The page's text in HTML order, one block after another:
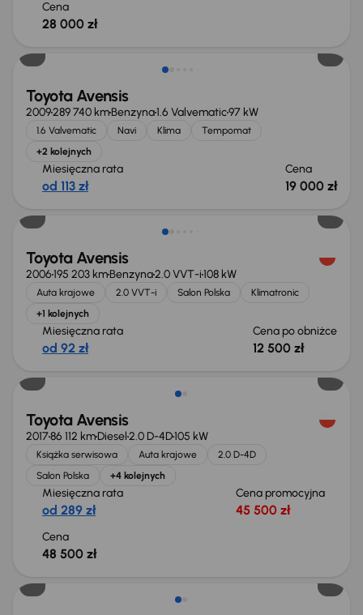
Cena
28 000 zł
Toyota Avensis
2009289 740 kmBenzyna1.6 Valvematic97 kW
1.6 Valvematic Navi Klima
Tempomat
+2 kolejnych
Miesięczna rata
od 113 zł
Cena
19 000 zł
Toyota Avensis
2006195 203 kmBenzyna2.0 VVT-i108 kW
Auta krajowe 2.0 VVT-i Salon Polska
Klimatronic
+1 kolejnych
Miesięczna rata
od 92 zł
Cena po obniżce
12 500 zł
Toyota Avensis
201786 112 kmDiesel2.0 D-4D105 kW
Książka serwisowa Auta krajowe
2.0 D-4D
Salon Polska
+4 kolejnych
Miesięczna rata
od 289 zł
Cena promocyjna
45 500 zł
Cena
48 500 zł